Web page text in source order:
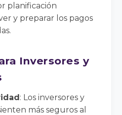
planificación
y preparar los pagos
Inversores y
: Los inversores y
más seguros al